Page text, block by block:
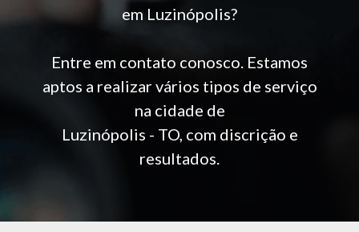
em Luzinópolis?
Entre em contato conosco. Estamos
aptos a realizar vários tipos de serviço
na cidade de
Luzinópolis - TO, com discrição e
resultados.